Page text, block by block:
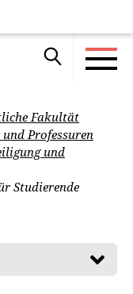
Fakultät
und Professuren
und
Studierende